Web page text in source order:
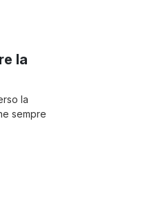
la
la
sempre